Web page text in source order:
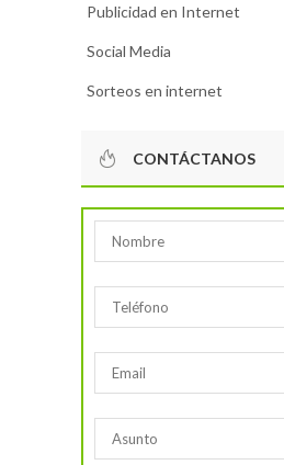
Publicidad en Internet
Social Media
Sorteos en internet
CONTÁCTANOS